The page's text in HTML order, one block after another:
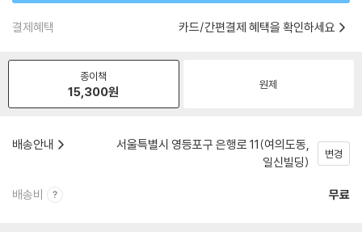
결제혜택 카드/간편결제 혜택을 확인하세요
종이책
15,300원 원제
배송안내
서울특별시 영등포구 은행로 11(여의도동,
일신빌딩)
변경
배송비 무료